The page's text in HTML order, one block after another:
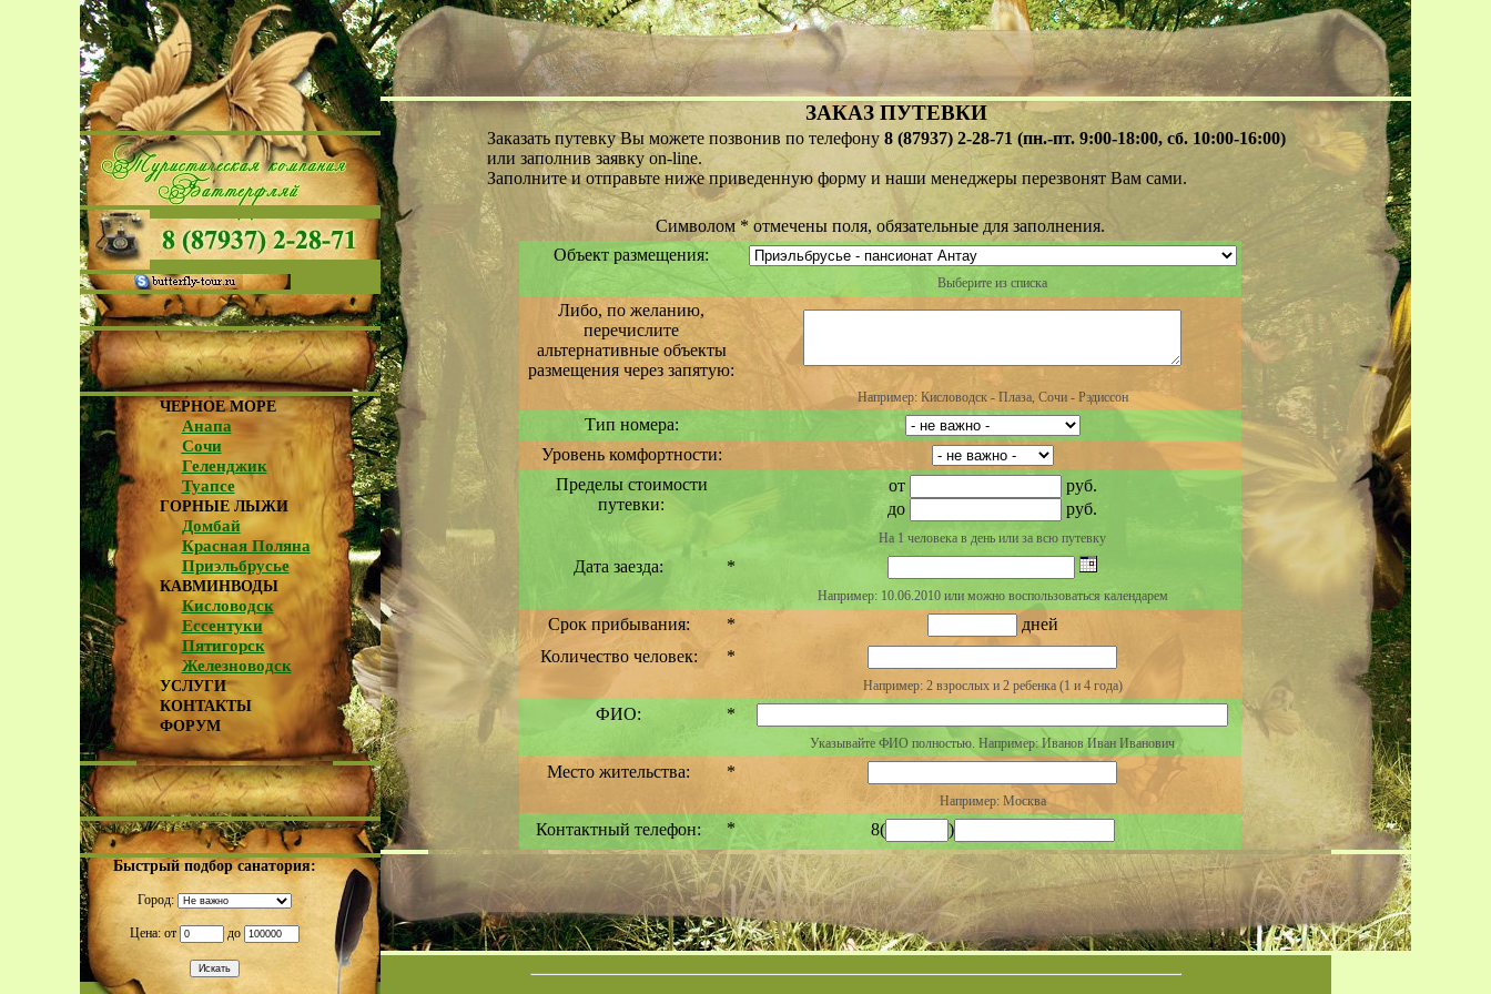
ЧЕРНОЕ МОРЕ
Анапа
Сочи
Геленджик
Туапсе
ГОРНЫЕ ЛЫЖИ
Домбай
Красная Поляна
Приэльбрусье
КАВМИНВОДЫ
Кисловодск
Ессентуки
Пятигорск
Железноводск
УСЛУГИ
КОНТАКТЫ
ФОРУМ
Быстрый подбор санатория:
Город:
Цена: от до
ЗАКАЗ ПУТЕВКИ
Заказать путевку Вы можете позвонив по телефону 8 (87937) 2-28-71 (пн.-пт. 9:00-18:00, сб. 10:00-16:00)
или заполнив заявку on-line.
Заполните и отправьте ниже приведенную форму и наши менеджеры перезвонят Вам сами.
Символом*отмечены поля, обязательные для заполнения.
Объект размещения:
Выберите из списка
Либо, по желанию,
перечислите
альтернативные объекты
размещения через запятую:
Например: Кисловодск - Плаза, Сочи - Рэдиссон
Тип номера:
Уровень комфортности:
Пределы стоимости
путевки:
от
руб.
до
руб.
На 1 человека в день или за всю путевку
Дата заезда: *
Например: 10.06.2010 или можно воспользоваться календарем
Срок прибывания: *
дней
Количество человек:
*
Например: 2 взрослых и 2 ребенка (1 и 4 года)
ФИО: *
Указывайте ФИО полностью. Например: Иванов Иван Иванович
Место жительства: *
Например: Москва
Контактный телефон: * 8( )
Код города обязателен. Например: (495) 123-45-67
E-Mail:
Например: pochta@yandex.ru
Дополнительная